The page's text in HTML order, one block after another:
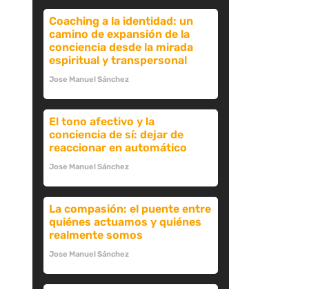
Coaching a la identidad: un
camino de expansión de la
conciencia desde la mirada
espiritual y transpersonal
Jose Manuel Sánchez
El tono afectivo y la
conciencia de sí: dejar de
reaccionar en automático
Jose Manuel Sánchez
La compasión: el puente entre
quiénes actuamos y quiénes
realmente somos
Jose Manuel Sánchez